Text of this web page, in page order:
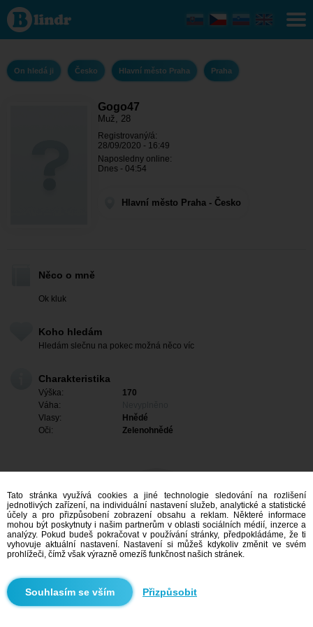
Gogo47
- On
hledá ji
Hlavní
Praha -
PrahaOn hledá ji Česko Hlavní město Praha Praha
Gogo47
Muž, 28
Registrovaný/á:
28/09/2020 - 16:49
Naposledny online:
Dnes - 04:54
Hlavní město Praha - Česko
Něco o mně
Ok kluk
Koho hledám
Hledám slečnu na pokec možná něco víc
Charakteristika
Výška:
170
Váha:
Vlasy:
Hnědé
Oči:
Zelenohnědé
Vyhledávání
Tato stránka využívá cookies a jiné technologie sledování na rozlišení
jednotlivých zařízení, na individuální nastavení služeb, analytické a statistické
účely a pro přizpůsobení zobrazení obsahu a reklam. Některé informace
mohou být poskytnuty i našim partnerům v oblasti sociálních médií, inzerce a
analýzy. Pokud budeš pokračovat v používání stránky, předpokládáme, že ti
vyhovuje aktuální nastavení. Nastavení si můžeš kdykoliv změnit ve svém
prohlížeči, čímž však výrazně omezíš funkčnost našich stránek.
Přizpůsobit